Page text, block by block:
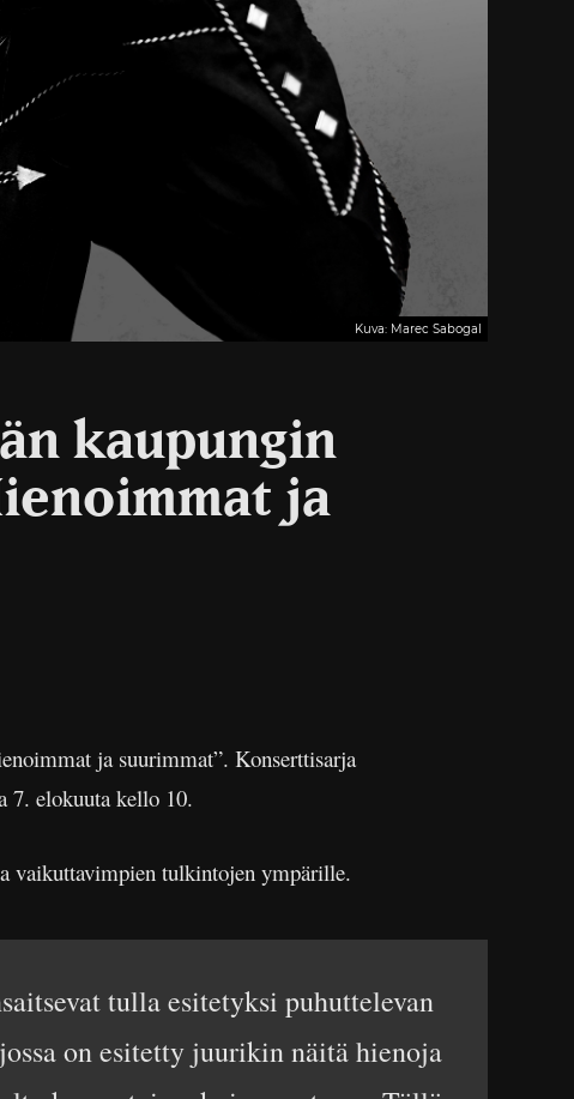
Kuva: Marec Sabogal
kaupungin
ja
ja suurimmat”. Konserttisarja
7. elokuuta kello 10.
vaikuttavimpien tulkintojen ympärille.
tulla esitetyksi puhuttelevan
on esitetty juurikin näitä hienoja